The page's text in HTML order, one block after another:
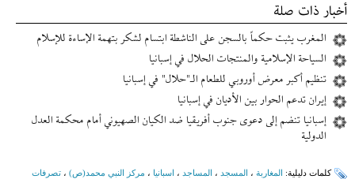
أخبار ذات صلة
المغرب يثبت حكماً بالسجن على الناشطة ابتسام لشكر بتهمة الإساءة للإسلام
السیاحة الإسلامیة والمنتجات الحلال في إسبانیا
تنظیم أکبر معرض أوروبي للطعام الـ"حلال" في إسبانیا
إيران تدعم الحوار بين الأديان في إسبانيا
إسبانیا تنضم إلى دعوى جنوب أفریقیا ضد الكيان الصهيوني أمام محکمة العدل
الدولیة
کلمات دلیلیة: المغاربة ، المسجد ، المساجد ، اسبانیا ، مركز النبي محمد(ص) ، تصرفات